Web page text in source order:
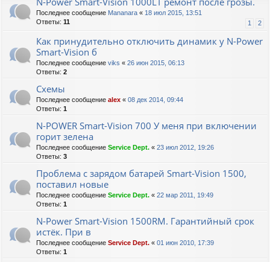
Последнее сообщение Mananara « 18 июл 2015, 13:51
Ответы: 11 1 2
Как принудительно отключить динамик у N-Power
Smart-Vision б
Последнее сообщение viks « 26 июн 2015, 06:13
Ответы: 2
Схемы
Последнее сообщение alex « 08 дек 2014, 09:44
Ответы: 1
N-POWER Smart-Vision 700 У меня при включении
горит зелена
Последнее сообщение Service Dept. « 23 июл 2012, 19:26
Ответы: 3
Проблема с зарядом батарей Smart-Vision 1500,
поставил новые
Последнее сообщение Service Dept. « 22 мар 2011, 19:49
Ответы: 1
N-Power Smart-Vision 1500RM. Гарантийный срок
истёк. При в
Последнее сообщение Service Dept. « 01 июн 2010, 17:39
Ответы: 1